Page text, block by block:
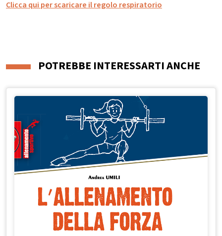
Clicca qui per scaricare il regolo respiratorio
POTREBBE INTERESSARTI ANCHE